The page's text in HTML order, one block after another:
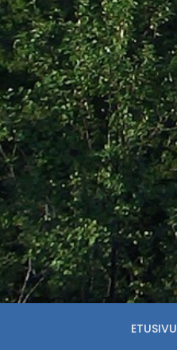
ETUSIVU